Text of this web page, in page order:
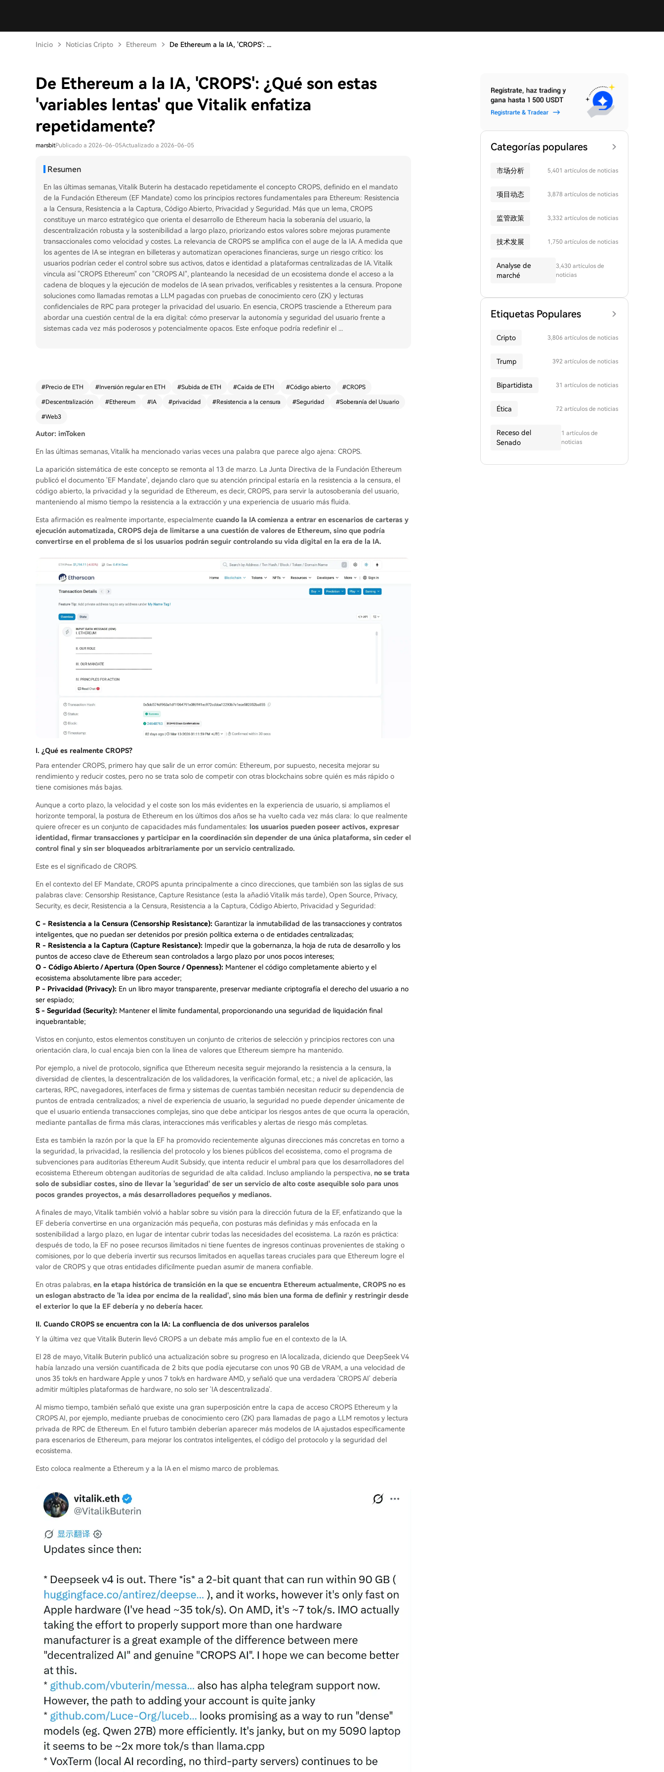
Inicio Noticias Cripto Ethereum De Ethereum a la IA, 'CROPS': ...
De Ethereum a la IA, 'CROPS': ¿Qué son estas
'variables lentas' que Vitalik enfatiza
repetidamente?
marsbitPublicado a 2026-06-05Actualizado a 2026-06-05
Resumen
En las últimas semanas, Vitalik Buterin ha destacado repetidamente el concepto CROPS, definido en el mandato
de la Fundación Ethereum (EF Mandate) como los principios rectores fundamentales para Ethereum: Resistencia
a la Censura, Resistencia a la Captura, Código Abierto, Privacidad y Seguridad. Más que un lema, CROPS
constituye un marco estratégico que orienta el desarrollo de Ethereum hacia la soberanía del usuario, la
descentralización robusta y la sostenibilidad a largo plazo, priorizando estos valores sobre mejoras puramente
transaccionales como velocidad y costes. La relevancia de CROPS se amplifica con el auge de la IA. A medida que
los agentes de IA se integran en billeteras y automatizan operaciones financieras, surge un riesgo crítico: los
usuarios podrían ceder el control sobre sus activos, datos e identidad a plataformas centralizadas de IA. Vitalik
vincula así "CROPS Ethereum" con "CROPS AI", planteando la necesidad de un ecosistema donde el acceso a la
cadena de bloques y la ejecución de modelos de IA sean privados, verificables y resistentes a la censura. Propone
soluciones como llamadas remotas a LLM pagadas con pruebas de conocimiento cero (ZK) y lecturas
confidenciales de RPC para proteger la privacidad del usuario. En esencia, CROPS trasciende a Ethereum para
abordar una cuestión central de la era digital: cómo preservar la autonomía y seguridad del usuario frente a
sistemas cada vez más poderosos y potencialmente opacos. Este enfoque podría redefinir el ...
#Precio de ETH #Inversión regular en ETH #Subida de ETH #Caída de ETH #Código abierto #CROPS
#Descentralización #Ethereum #IA #privacidad #Resistencia a la censura #Seguridad #Soberanía del Usuario
#Web3
Autor: imToken
En las últimas semanas, Vitalik ha mencionado varias veces una palabra que parece algo ajena: CROPS.
La aparición sistemática de este concepto se remonta al 13 de marzo. La Junta Directiva de la Fundación Ethereum
publicó el documento 'EF Mandate', dejando claro que su atención principal estaría en la resistencia a la censura, el
código abierto, la privacidad y la seguridad de Ethereum, es decir, CROPS, para servir la autosoberanía del usuario,
manteniendo al mismo tiempo la resistencia a la extracción y una experiencia de usuario más fluida.
Esta afirmación es realmente importante, especialmente cuando la IA comienza a entrar en escenarios de carteras y
ejecución automatizada, CROPS deja de limitarse a una cuestión de valores de Ethereum, sino que podría
convertirse en el problema de si los usuarios podrán seguir controlando su vida digital en la era de la IA.
I. ¿Qué es realmente CROPS?
Para entender CROPS, primero hay que salir de un error común: Ethereum, por supuesto, necesita mejorar su
rendimiento y reducir costes, pero no se trata solo de competir con otras blockchains sobre quién es más rápido o
tiene comisiones más bajas.
Aunque a corto plazo, la velocidad y el coste son los más evidentes en la experiencia de usuario, si ampliamos el
horizonte temporal, la postura de Ethereum en los últimos dos años se ha vuelto cada vez más clara: lo que realmente
quiere ofrecer es un conjunto de capacidades más fundamentales: los usuarios pueden poseer activos, expresar
identidad, firmar transacciones y participar en la coordinación sin depender de una única plataforma, sin ceder el
control final y sin ser bloqueados arbitrariamente por un servicio centralizado.
Este es el significado de CROPS.
En el contexto del EF Mandate, CROPS apunta principalmente a cinco direcciones, que también son las siglas de sus
palabras clave: Censorship Resistance, Capture Resistance (esta la añadió Vitalik más tarde), Open Source, Privacy,
Security, es decir, Resistencia a la Censura, Resistencia a la Captura, Código Abierto, Privacidad y Seguridad:
C - Resistencia a la Censura (Censorship Resistance): Garantizar la inmutabilidad de las transacciones y contratos
inteligentes, que no puedan ser detenidos por presión política externa o de entidades centralizadas;
R - Resistencia a la Captura (Capture Resistance): Impedir que la gobernanza, la hoja de ruta de desarrollo y los
puntos de acceso clave de Ethereum sean controlados a largo plazo por unos pocos intereses;
O - Código Abierto / Apertura (Open Source / Openness): Mantener el código completamente abierto y el
ecosistema absolutamente libre para acceder;
P - Privacidad (Privacy): En un libro mayor transparente, preservar mediante criptografía el derecho del usuario a no
ser espiado;
S - Seguridad (Security): Mantener el límite fundamental, proporcionando una seguridad de liquidación final
inquebrantable;
Vistos en conjunto, estos elementos constituyen un conjunto de criterios de selección y principios rectores con una
orientación clara, lo cual encaja bien con la línea de valores que Ethereum siempre ha mantenido.
Por ejemplo, a nivel de protocolo, significa que Ethereum necesita seguir mejorando la resistencia a la censura, la
diversidad de clientes, la descentralización de los validadores, la verificación formal, etc.; a nivel de aplicación, las
carteras, RPC, navegadores, interfaces de firma y sistemas de cuentas también necesitan reducir su dependencia de
puntos de entrada centralizados; a nivel de experiencia de usuario, la seguridad no puede depender únicamente de
que el usuario entienda transacciones complejas, sino que debe anticipar los riesgos antes de que ocurra la operación,
mediante pantallas de firma más claras, interacciones más verificables y alertas de riesgo más completas.
Esta es también la razón por la que la EF ha promovido recientemente algunas direcciones más concretas en torno a
la seguridad, la privacidad, la resiliencia del protocolo y los bienes públicos del ecosistema, como el programa de
subvenciones para auditorías Ethereum Audit Subsidy, que intenta reducir el umbral para que los desarrolladores del
ecosistema Ethereum obtengan auditorías de seguridad de alta calidad. Incluso ampliando la perspectiva, no se trata
solo de subsidiar costes, sino de llevar la 'seguridad' de ser un servicio de alto coste asequible solo para unos
pocos grandes proyectos, a más desarrolladores pequeños y medianos.
A finales de mayo, Vitalik también volvió a hablar sobre su visión para la dirección futura de la EF, enfatizando que la
EF debería convertirse en una organización más pequeña, con posturas más definidas y más enfocada en la
sostenibilidad a largo plazo, en lugar de intentar cubrir todas las necesidades del ecosistema. La razón es práctica:
después de todo, la EF no posee recursos ilimitados ni tiene fuentes de ingresos continuas provenientes de staking o
comisiones, por lo que debería invertir sus recursos limitados en aquellas tareas cruciales para que Ethereum logre el
valor de CROPS y que otras entidades difícilmente puedan asumir de manera confiable.
En otras palabras, en la etapa histórica de transición en la que se encuentra Ethereum actualmente, CROPS no es
un eslogan abstracto de 'la idea por encima de la realidad', sino más bien una forma de definir y restringir desde
el exterior lo que la EF debería y no debería hacer.
II. Cuando CROPS se encuentra con la IA: La confluencia de dos universos paralelos
Y la última vez que Vitalik Buterin llevó CROPS a un debate más amplio fue en el contexto de la IA.
El 28 de mayo, Vitalik Buterin publicó una actualización sobre su progreso en IA localizada, diciendo que DeepSeek V4
había lanzado una versión cuantificada de 2 bits que podía ejecutarse con unos 90 GB de VRAM, a una velocidad de
unos 35 tok/s en hardware Apple y unos 7 tok/s en hardware AMD, y señaló que una verdadera 'CROPS AI' debería
admitir múltiples plataformas de hardware, no solo ser 'IA descentralizada'.
Al mismo tiempo, también señaló que existe una gran superposición entre la capa de acceso CROPS Ethereum y la
CROPS AI, por ejemplo, mediante pruebas de conocimiento cero (ZK) para llamadas de pago a LLM remotos y lectura
privada de RPC de Ethereum. En el futuro también deberían aparecer más modelos de IA ajustados específicamente
para escenarios de Ethereum, para mejorar los contratos inteligentes, el código del protocolo y la seguridad del
ecosistema.
Esto coloca realmente a Ethereum y a la IA en el mismo marco de problemas.
Categorías populares
市场分析 5,401 artículos de noticias
项目动态 3,878 artículos de noticias
监管政策 3,332 artículos de noticias
技术发展 1,750 artículos de noticias
Analyse de
marché
3,430 artículos de
noticias
Etiquetas Populares
Cripto 3,806 artículos de noticias
Trump 392 artículos de noticias
Bipartidista 31 artículos de noticias
Ética 72 artículos de noticias
Receso del
Senado
1 artículos de
noticias